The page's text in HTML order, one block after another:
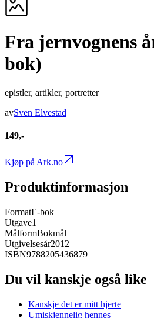
Fra jernvognens
bok)
epistler, artikler, portretter
avSven Elvestad
149,-
Kjøp på Ark.no
Produktinformasjon
FormatE-bok
Utgave1
MålformBokmål
Utgivelsesår2012
ISBN9788205436879
Du vil kanskje også like
Kanskje det er mitt hjerte
Umiskjennelig hennes